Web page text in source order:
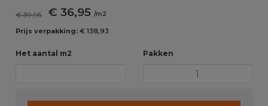
€ 39,95 € 36,95/m2
Prijs verpakking: € 138,93
Het aantal m2 Pakken